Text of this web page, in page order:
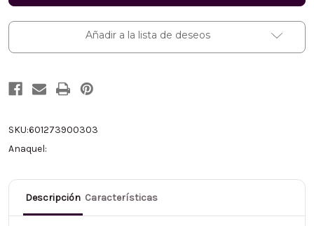
SKU:601273900303
Anaquel:
Todo
en
me
fortalece
Todo
lo
puedo
en
Añadir a la lista de deseos
Descripción Características